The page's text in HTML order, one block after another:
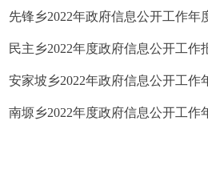
先锋乡2022年政府信息公开工作年
民主乡2022年度政府信息公开工作
安家坡乡2022年政府信息公开工作
南塬乡2022年度政府信息公开工作